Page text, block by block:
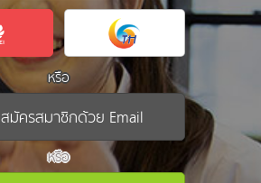
หรือ
สมัครสมาชิกด้วย Email
หรือ